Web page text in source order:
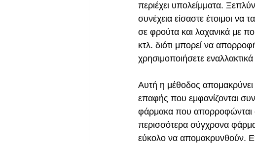
περιέχει υπολείμματα.
συνέχεια είσαστε έτοιμοι να
σε φρούτα και λαχανικά με
κτλ. διότι μπορεί να
χρησιμοποιήσετε
Αυτή η μέθοδος
επαφής που εμφανίζονται
φάρμακα που απορροφώνται
περισσότερα σύγχρονα
εύκολο να απομακρυνθούν.